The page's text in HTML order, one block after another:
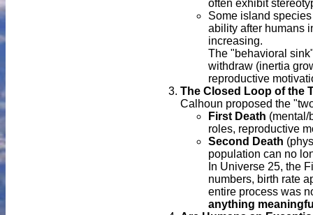
often exhibit
Some island
ability after humans
increasing.
The "behavioral
withdraw (inertia
reproductive
The Closed Loop of the
Calhoun proposed the
First Death (mental/
roles, reproductive
Second Death
population can no
In Universe 25, the
numbers, birth rate
entire process was
anything